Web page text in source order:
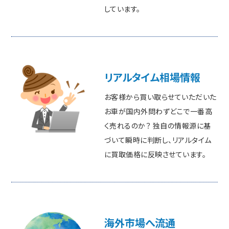
しています。
リアルタイム相場情報
お客様から買い取らせていただいた
お車が国内外問わずどこで一番高
く売れるのか？ 独自の情報源に基
づいて瞬時に判断し、リアルタイム
に買取価格に反映させています。
海外市場へ流通